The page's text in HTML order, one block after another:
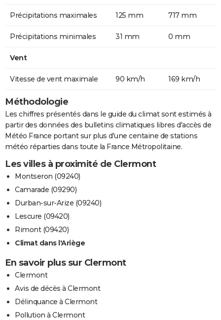
Précipitations maximales 125 mm 717 mm
Précipitations minimales 31 mm 0 mm
Vent
Vitesse de vent maximale 90 km/h 169 km/h
Méthodologie
Les chiffres présentés dans le guide du climat sont estimés à
partir des données des bulletins climatiques libres d'accès de
Météo France portant sur plus d'une centaine de stations
météo réparties dans toute la France Métropolitaine.
Les villes à proximité de Clermont
Montseron (09240)
Camarade (09290)
Durban-sur-Arize (09240)
Lescure (09420)
Rimont (09420)
Climat dans l'Ariège
En savoir plus sur Clermont
Clermont
Avis de décès à Clermont
Délinquance à Clermont
Pollution à Clermont